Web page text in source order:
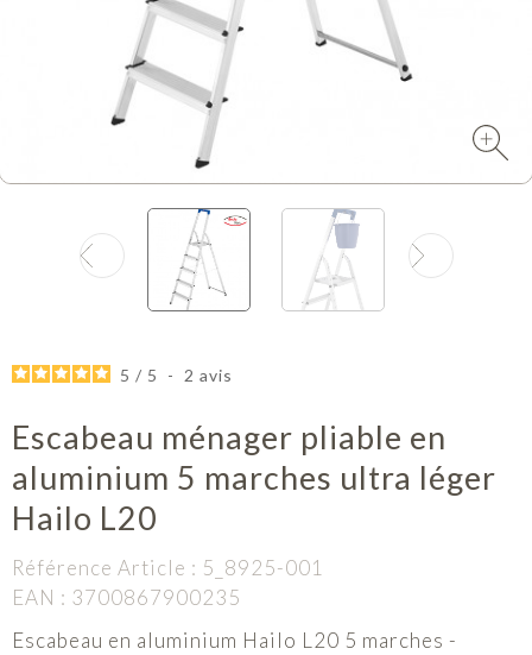
5 / 5 - 2 avis
Escabeau ménager pliable en
aluminium 5 marches ultra léger
Hailo L20
Référence Article : 5_8925-001
EAN : 3700867900235
Escabeau en aluminium Hailo L20 5 marches -